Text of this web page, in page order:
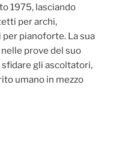
1975, lasciando
per archi,
pianoforte. La sua
prove del suo
gli ascoltatori,
umano in mezzo